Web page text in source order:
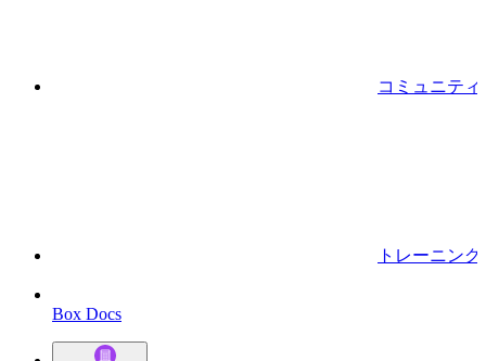
コミュニティ
トレーニング
Box Docs